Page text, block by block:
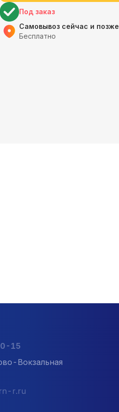
Под заказ
Самовывоз сейчас и позже
Бесплатно
15
Вокзальная
r.ru